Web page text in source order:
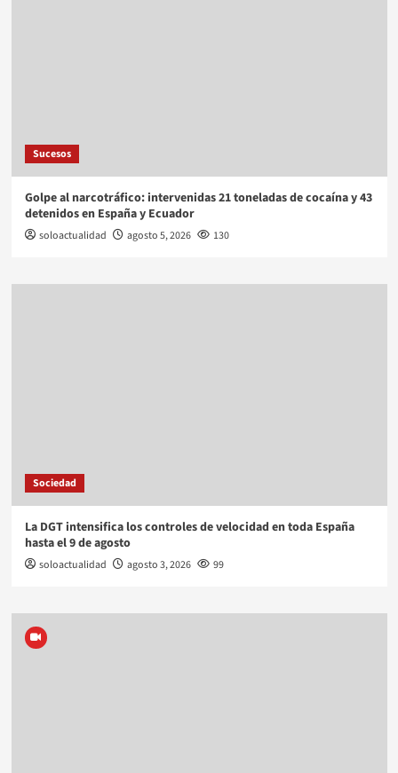
Sucesos
Golpe al narcotráfico: intervenidas 21 toneladas de cocaína y 43
detenidos en España y Ecuador
soloactualidad agosto 5, 2026 130
Sociedad
La DGT intensifica los controles de velocidad en toda España
hasta el 9 de agosto
soloactualidad agosto 3, 2026 99